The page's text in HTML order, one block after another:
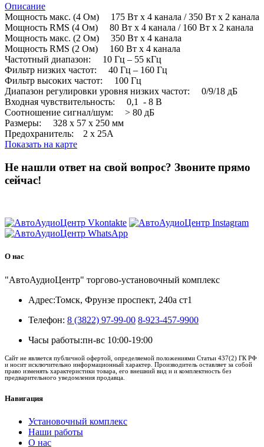
Описание
Мощность макс. (4 Ом) 175 Вт х 4 канала / 350 Вт х 2 канала
Мощность RMS (4 Ом) 80 Вт х 4 канала / 160 Вт х 2 канала
Мощность макс. (2 Ом) 350 Вт х 4 канала
Мощность RMS (2 Ом) 160 Вт х 4 канала
Частотный диапазон: 10 Гц – 55 кГц
Фильтр низких частот: 40 Гц – 160 Гц
Фильтр высоких частот: 100 Гц
Диапазон регулировки уровня низких частот: 0/9/18 дБ
Входная чувствительность: 0,1 - 8 В
Соотношение сигнал/шум: > 80 дБ
Размеры: 328 х 57 х 250 мм
Предохранитель: 2 х 25А
Показать на карте
Не нашли ответ на свой вопрос? Звоните прямо
сейчас!
О нас
"АвтоАудиоЦентр" торгово-установочный комплекс
Адрес:Томск, Фрунзе проспект, 240а ст1
Телефон: 8 (3822) 97-99-00 8-923-457-9900
Часы работы:пн-вс 10:00-19:00
Сайт не является публичной офертой, определяемой положениями Статьи 437(2) ГК РФ
и носит исключительно информационный характер. Производитель оставляет за собой
право изменять характеристики товара, его внешний вид и и комплектность без
предварительного уведомления продавца.
Навигация
Установочный комплекс
Наши работы
О нас